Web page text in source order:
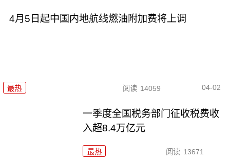
4月5日起中国内地航线燃油附加费将上调
最热 阅读 14059 04-02
一季度全国税务部门征收税费收
入超8.4万亿元
最热 阅读 13671